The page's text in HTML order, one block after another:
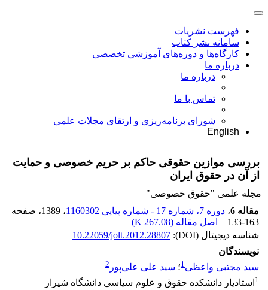
فهرست نشریات
سامانه نشر کتاب
کارگاه‌ها و دوره‌های آموزشی تخصصی
درباره ما
درباره ما
تماس با ما
شورای برنامه‌ریزی و ارتقای مجلات علمی
English
بررسی موازین حقوقی حاکم بر حریم خصوصی و حمایت
از آن در حقوق ایران
مجله علمی "حقوق خصوصی"
مقاله 6
، دوره 7، شماره 17 - شماره پیاپی 1160302 ، 1389
، صفحه
133-163
اصل مقاله (267.08 K
)
شناسه دیجیتال (DOI):
10.22059/jolt.2012.28807
نویسندگان
سید مجتبی واعظی1؛ سید علی علی‌پور 2
1 استادیار دانشکده حقوق و علوم سیاسی دانشگاه شیراز